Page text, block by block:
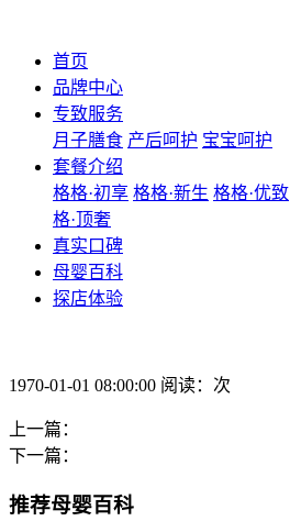
首页
品牌中心
专致服务
月子膳食 产后呵护 宝宝呵护
套餐介绍
格格·初享 格格·新生 格格·优致
格·顶奢
真实口碑
母婴百科
探店体验
1970-01-01 08:00:00 阅读：次
上一篇：
下一篇：
推荐母婴百科